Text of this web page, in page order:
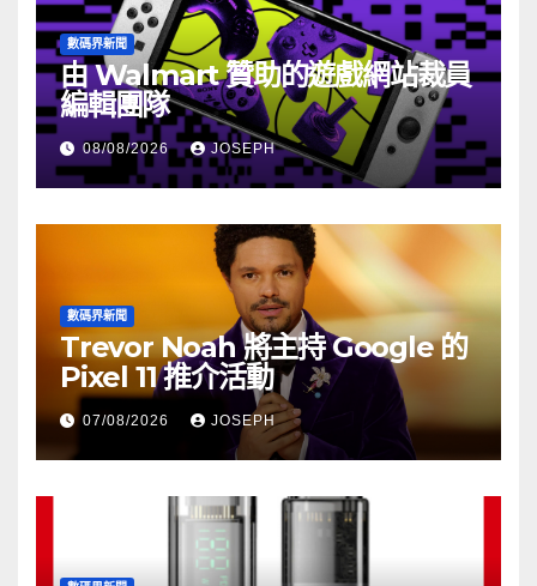
數碼界新聞
由 Walmart 贊助的遊戲網站裁員
編輯團隊
08/08/2026 JOSEPH
數碼界新聞
Trevor Noah 將主持 Google 的
Pixel 11 推介活動
07/08/2026 JOSEPH